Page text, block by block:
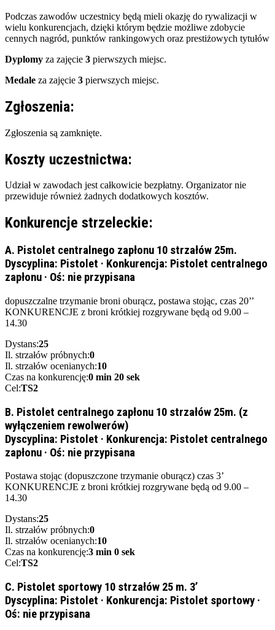
Podczas zawodów uczestnicy będą mieli okazję do rywalizacji w
wielu konkurencjach, dzięki którym będzie możliwe zdobycie
cennych nagród, punktów rankingowych oraz prestiżowych tytułów
Dyplomy za zajęcie 3 pierwszych miejsc.
Medale za zajęcie 3 pierwszych miejsc.
Zgłoszenia:
Zgłoszenia są zamknięte.
Koszty uczestnictwa:
Udział w zawodach jest całkowicie bezpłatny. Organizator nie
przewiduje również żadnych dodatkowych kosztów.
Konkurencje strzeleckie:
A. Pistolet centralnego zapłonu 10 strzałów 25m.
Dyscyplina: Pistolet · Konkurencja: Pistolet centralnego
zapłonu · Oś: nie przypisana
dopuszczalne trzymanie broni oburącz, postawa stojąc, czas 20’’
KONKURENCJE z broni krótkiej rozgrywane będą od 9.00 –
14.30
Dystans:25
Il. strzałów próbnych:0
Il. strzałów ocenianych:10
Czas na konkurencję:0 min 20 sek
Cel:TS2
B. Pistolet centralnego zapłonu 10 strzałów 25m. (z
wyłączeniem rewolwerów)
Dyscyplina: Pistolet · Konkurencja: Pistolet centralnego
zapłonu · Oś: nie przypisana
Postawa stojąc (dopuszczone trzymanie oburącz) czas 3’
KONKURENCJE z broni krótkiej rozgrywane będą od 9.00 –
14.30
Dystans:25
Il. strzałów próbnych:0
Il. strzałów ocenianych:10
Czas na konkurencję:3 min 0 sek
Cel:TS2
C. Pistolet sportowy 10 strzałów 25 m. 3’
Dyscyplina: Pistolet · Konkurencja: Pistolet sportowy ·
Oś: nie przypisana